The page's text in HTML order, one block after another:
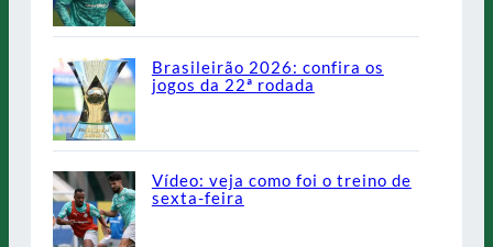
Brasileirão 2026: confira os
jogos da 22ª rodada
Vídeo: veja como foi o treino de
sexta-feira